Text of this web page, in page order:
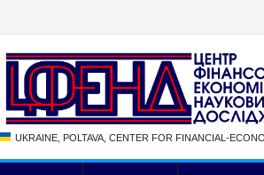
UKRAINE, POLTAVA, CENTER FOR FINANCIAL-